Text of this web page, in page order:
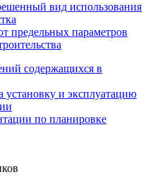
вид использования
предельных параметров
содержащихся в
установку и эксплуатацию
по планировке